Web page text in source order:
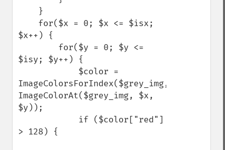
$x++) {
$isy; $y++) {
ImageColorsForIndex($grey_img,
ImageColorAt($grey_img, $x,
$y));
> 128) {